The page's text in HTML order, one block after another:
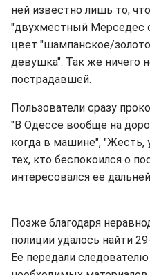
ней известно лишь то,
"двухместный Мерседес
цвет "шампанское/
девушка". Так же ничего
пострадавшей.
Пользователи сразу
"В Одессе вообще на
когда в машине", "Жесть,
тех, кто беспокоился о
интересовался ее
Позже благодаря
полиции удалось найти
Ее передали